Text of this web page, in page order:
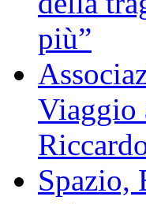
più”
Viaggio
Spazio,